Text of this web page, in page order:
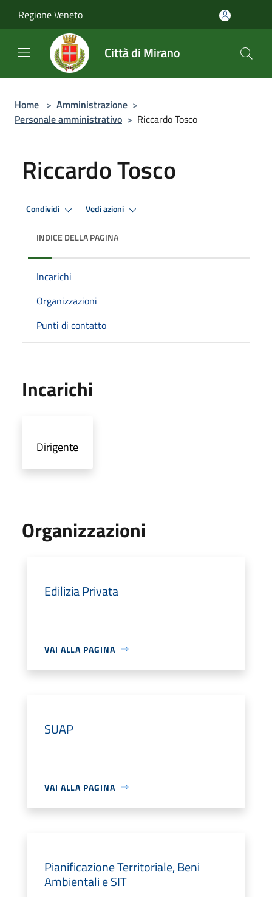
Regione Veneto
Città di Mirano
Home > Amministrazione >
Personale amministrativo > Riccardo Tosco
Riccardo Tosco
Condividi Vedi azioni
INDICE DELLA PAGINA
Incarichi
Organizzazioni
Punti di contatto
Incarichi
Dirigente
Organizzazioni
Edilizia Privata
VAI ALLA PAGINA
SUAP
VAI ALLA PAGINA
Pianificazione Territoriale, Beni
Ambientali e SIT